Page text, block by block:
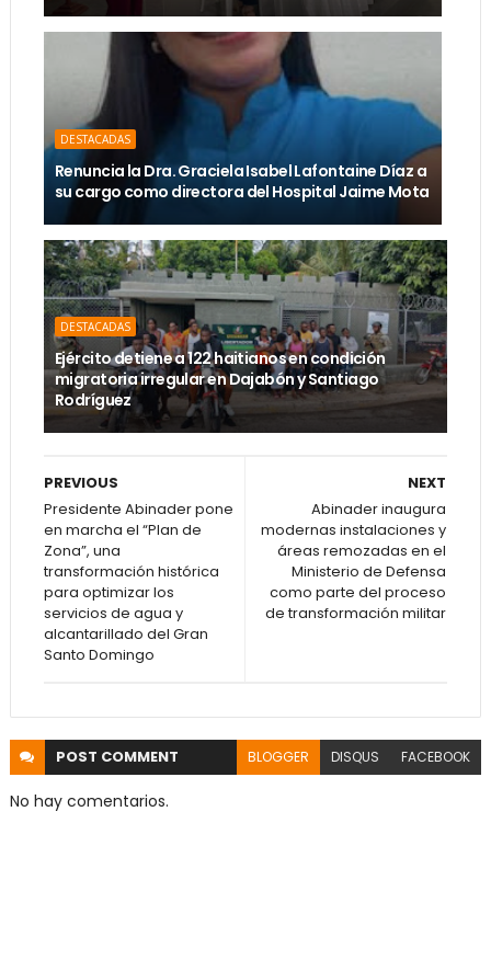
DESTACADAS
Renuncia la Dra. Graciela Isabel Lafontaine Díaz a
su cargo como directora del Hospital Jaime Mota
DESTACADAS
Ejército detiene a 122 haitianos en condición
migratoria irregular en Dajabón y Santiago
Rodríguez
NEXT
Abinader inaugura
modernas instalaciones y
áreas remozadas en el
Ministerio de Defensa
como parte del proceso
de transformación militar
PREVIOUS
Presidente Abinader pone
en marcha el “Plan de
Zona”, una
transformación histórica
para optimizar los
servicios de agua y
alcantarillado del Gran
Santo Domingo
POST COMMENT BLOGGER DISQUS FACEBOOK
No hay comentarios.